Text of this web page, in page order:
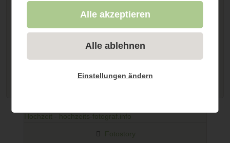
TOP10 Hochzeitsfotos 2020 aus Österreich
Brautpaarfotos von 2020 ermittelt.
Weiterlesen...
Fotostory
Alle akzeptieren
Alle ablehnen
Einstellungen ändern